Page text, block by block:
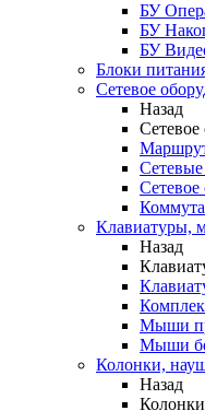
БУ
БУ
БУ
Блоки
Сетевое
Назад
Сетевое
Сетевое
Клавиатуры,
Назад
Мыши
Мыши
Колонки,
Назад